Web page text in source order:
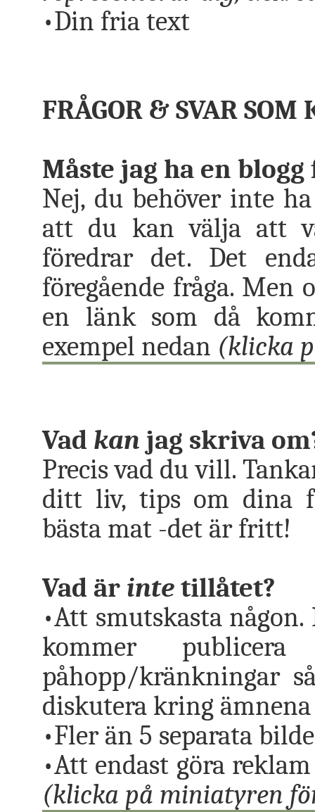
•Din fria text
FRÅGOR & SVAR
Måste jag ha en
Nej, du behöver inte
att du kan välja att
föredrar det. Det
föregående fråga. Men
en länk som då
exempel nedan (klicka
Vad kan jag skriva
Precis vad du vill.
ditt liv, tips om dina
bästa mat -det är fritt!
Vad är inte tillåtet?
•Att smutskasta
kommer
påhopp/kränkningar
diskutera kring
•Fler än 5 separata
•Att endast göra
(klicka på miniatyren